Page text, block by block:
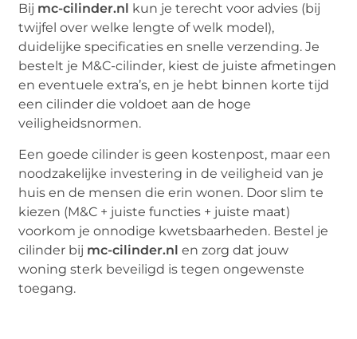
Bij mc-cilinder.nl
kun je terecht voor advies (bij
twijfel over welke lengte of welk model),
duidelijke specificaties en snelle verzending. Je
bestelt je M&C-cilinder, kiest de juiste afmetingen
en eventuele extra’s, en je hebt binnen korte tijd
een cilinder die voldoet aan de hoge
veiligheidsnormen.
Een goede cilinder is geen kostenpost, maar een
noodzakelijke investering in de veiligheid van je
huis en de mensen die erin wonen. Door slim te
kiezen (M&C + juiste functies + juiste maat)
voorkom je onnodige kwetsbaarheden. Bestel je
cilinder bij mc-cilinder.nl en zorg dat jouw
woning sterk beveiligd is tegen ongewenste
toegang.